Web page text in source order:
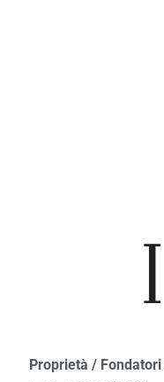
Proprietà / Fondatori